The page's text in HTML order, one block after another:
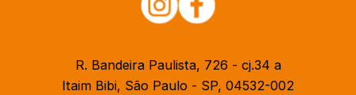
R. Bandeira Paulista, 726 - cj.34 a
Itaim Bibi, São Paulo - SP, 04532-002